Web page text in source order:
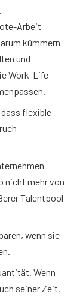
Arbeit
kümmern
und
Work-Life-
flexible
nicht mehr von
Talentpool
wenn sie
Wenn
seiner Zeit.